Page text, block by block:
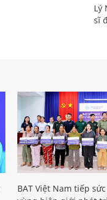
Lý
sĩ
BAT Việt Nam tiếp